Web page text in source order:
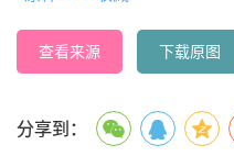
查看来源 下载原图
分享到：